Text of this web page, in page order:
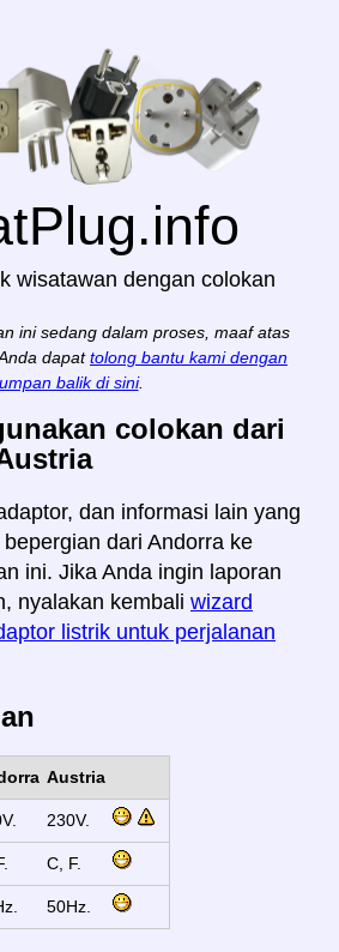
wisatawan dengan colokan
ini sedang dalam proses, maaf atas
dapat tolong bantu kami dengan
umpan balik di sini.
colokan dari
dan informasi lain yang
dari Andorra ke
ini. Jika Anda ingin laporan
nyalakan kembali wizard
listrik untuk perjalanan
Austria
230V.
C, F.
50Hz.